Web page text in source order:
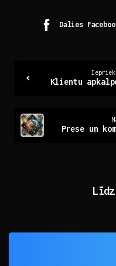
Dalies
Reading